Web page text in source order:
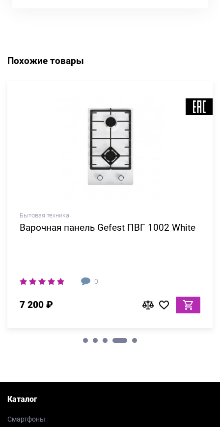
Похожие товары
Бытовая техника
Варочная панель Gefest ПВГ 1002 White
0
7 200 ₽
Каталог
Смартфоны